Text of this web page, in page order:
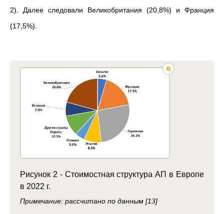
2). Далее следовали Великобритания (20,8%) и Франция
(17,5%).
Рисунок 2 - Стоимостная структура АП в Европе
в 2022 г.
Примечание: рассчитано по данным [13]